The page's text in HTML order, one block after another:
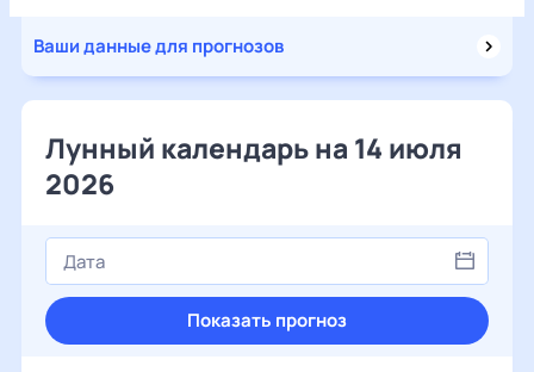
Ваши данные для прогнозов
Лунный календарь на 14 июля
2026
Показать прогноз